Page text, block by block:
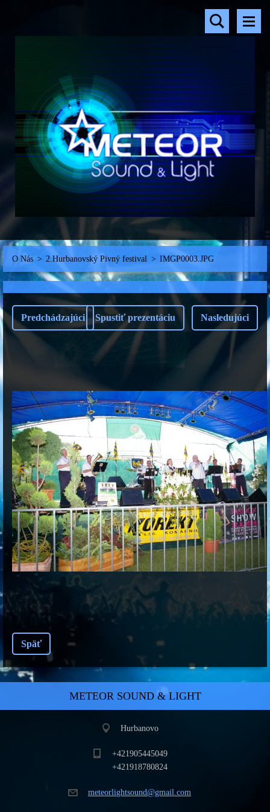
O Nás > 2.Hurbanovský Pivný festival > IMGP0003.JPG
Predchádzajúci Spustiť prezentáciu Nasledujúci
Späť
METEOR SOUND & LIGHT
Hurbanovo
+421905445049
+421918780824
meteorlightsound@gmail.com